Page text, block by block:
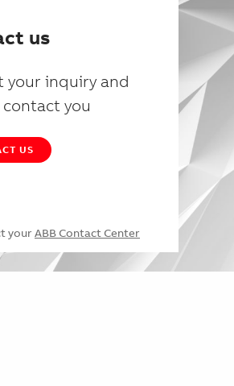
us
your inquiry and
you
US
your ABB Contact Center